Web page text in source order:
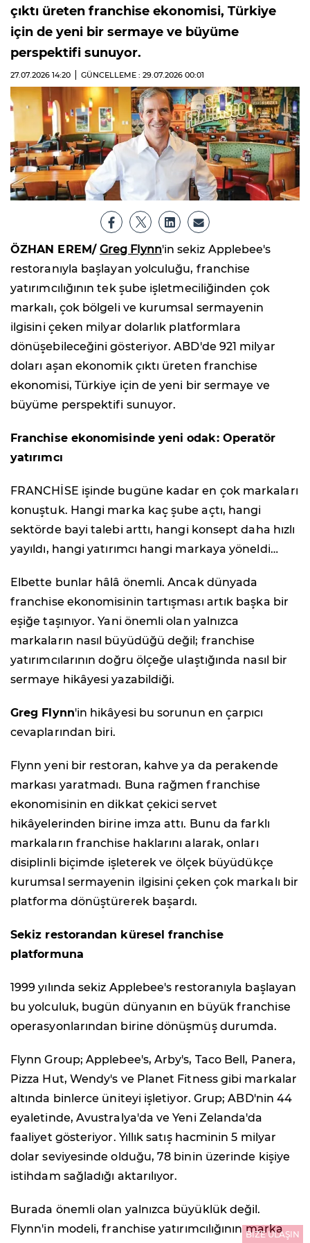
çıktı üreten franchise ekonomisi, Türkiye
için de yeni bir sermaye ve büyüme
perspektifi sunuyor.
27.07.2026 14:20 GÜNCELLEME : 29.07.2026 00:01
ÖZHAN EREM/ Greg Flynn'in sekiz Applebee's
restoranıyla başlayan yolculuğu, franchise
yatırımcılığının tek şube işletmeciliğinden çok
markalı, çok bölgeli ve kurumsal sermayenin
ilgisini çeken milyar dolarlık platformlara
dönüşebileceğini gösteriyor. ABD'de 921 milyar
doları aşan ekonomik çıktı üreten franchise
ekonomisi, Türkiye için de yeni bir sermaye ve
büyüme perspektifi sunuyor.
Franchise ekonomisinde yeni odak: Operatör
yatırımcı
FRANCHİSE işinde bugüne kadar en çok markaları
konuştuk. Hangi marka kaç şube açtı, hangi
sektörde bayi talebi arttı, hangi konsept daha hızlı
yayıldı, hangi yatırımcı hangi markaya yöneldi…
Elbette bunlar hâlâ önemli. Ancak dünyada
franchise ekonomisinin tartışması artık başka bir
eşiğe taşınıyor. Yani önemli olan yalnızca
markaların nasıl büyüdüğü değil; franchise
yatırımcılarının doğru ölçeğe ulaştığında nasıl bir
sermaye hikâyesi yazabildiği.
Greg Flynn'in hikâyesi bu sorunun en çarpıcı
cevaplarından biri.
Flynn yeni bir restoran, kahve ya da perakende
markası yaratmadı. Buna rağmen franchise
ekonomisinin en dikkat çekici servet
hikâyelerinden birine imza attı. Bunu da farklı
markaların franchise haklarını alarak, onları
disiplinli biçimde işleterek ve ölçek büyüdükçe
kurumsal sermayenin ilgisini çeken çok markalı bir
platforma dönüştürerek başardı.
Sekiz restorandan küresel franchise
platformuna
1999 yılında sekiz Applebee's restoranıyla başlayan
bu yolculuk, bugün dünyanın en büyük franchise
operasyonlarından birine dönüşmüş durumda.
Flynn Group; Applebee's, Arby's, Taco Bell, Panera,
Pizza Hut, Wendy's ve Planet Fitness gibi markalar
altında binlerce üniteyi işletiyor. Grup; ABD'nin 44
eyaletinde, Avustralya'da ve Yeni Zelanda'da
faaliyet gösteriyor. Yıllık satış hacminin 5 milyar
dolar seviyesinde olduğu, 78 binin üzerinde kişiye
istihdam sağladığı aktarılıyor.
Burada önemli olan yalnızca büyüklük değil.
Flynn'in modeli, franchise yatırımcılığının marka
BİZE ULAŞIN